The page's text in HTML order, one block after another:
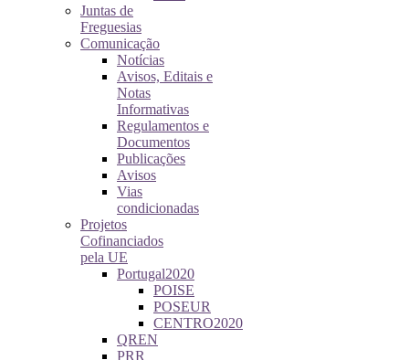
Juntas de
Freguesias
Comunicação
Notícias
Avisos, Editais e
Notas
Informativas
Regulamentos e
Documentos
Publicações
Avisos
Vias
condicionadas
Projetos
Cofinanciados
pela UE
Portugal2020
POISE
POSEUR
CENTRO2020
QREN
PRR